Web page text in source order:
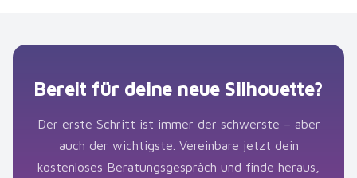
Bereit für deine neue Silhouette?
Der erste Schritt ist immer der schwerste – aber
auch der wichtigste. Vereinbare jetzt dein
kostenloses Beratungsgespräch und finde heraus,